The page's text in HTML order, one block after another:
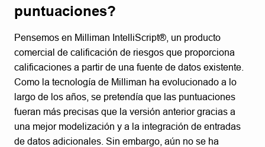
puntuaciones?
Pensemos en Milliman IntelliScript®, un producto
comercial de calificación de riesgos que proporciona
calificaciones a partir de una fuente de datos existente.
Como la tecnología de Milliman ha evolucionado a lo
largo de los años, se pretendía que las puntuaciones
fueran más precisas que la versión anterior gracias a
una mejor modelización y a la integración de entradas
de datos adicionales. Sin embargo, aún no se ha